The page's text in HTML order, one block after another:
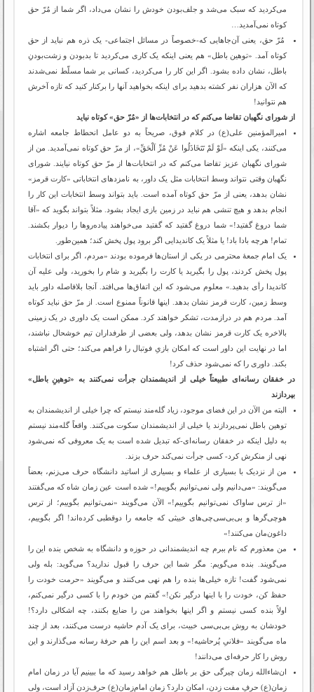
می‌کردید که سبک می‌شد و جلف‌بودن خودش را نشان می‌داد، اگر شما از مُرّ حق
کوتاه نمی‌آمدید…
مُرّ حق، یعنی آن‌جاهایی که-خصوصاً در مسائل اجتماعی- یک ذره هم نباید از حق
کوتاه آمد. «توهین باطل» هم یعنی اینکه یک کاری می‌کردید تا بدبودن و زشت‌بودنِ
باطل، نشان داده بشود. اگر این کار را می‌کردید، کسانی بر شما مسلّط نمی‌شدند
که الآن هزاران نفر کشته بدهید برای اینکه بخواهید آنها را برکنار کنید که تازه آخرش
هم نتوانید!
از شورای نگهبان تقاضا می‌کنم که در انتخابات‌ها از «مُرّ حق» کوتاه نیاید
امیرالمؤمنین علی(ع) در کلام فوق، صریحاً به دو عامل انحطاط جامعه اشاره
می‌کنند، یکی اینکه «لَوْ لَمْ تَتَخَاذَلُوا عَنْ مُرِّ اَلْحَقِّ»، از مرّ حق کوتاه نمی‌آمدید. من از
شورای نگهبان عزیز تقاضا می‌کنم که در انتخابات‌ها از مرّ حق کوتاه نیایند. شورای
نگهبان وقتی نتواند وسط انتخابات مثل یک داور، به نامزدهای انتخاباتی «کارت قرمز»
نشان بدهد، یعنی از مرّ حق کوتاه آمده است. باید بتواند وسط انتخابات این کار را
انجام بدهد و هیچ تنشی هم نباید در زمین بازی ایجاد بشود. مثلاً بتواند بگوید که «آقا
شما دروغ گفتید!» شما دروغ گفتید که گفتید می‌خواهند پیاده‌روها را دیوار بکشند.
تمام! هرچه بادا باد! یا مثلاً یک کاندیدایی اگر برود پول پخش کند؛ همین‌طور.
یک امام جمعۀ محترمی در یکی از استان‌ها فرموده بودند «مردم، اگر برای انتخابات
پول پخش کردند، پول را بگیرید یا کارت را بگیرید و شام را بخورید، ولی علیه آن
کاندیدا رأی بدهید.» معلوم می‌شود که این اتفاق‌ها می‌افتد. آنجا بلافاصله داور باید
وسط زمین، کارت قرمز نشان بدهد. اینها قانوناً ممنوع است. از مرّ حق نباید کوتاه
آمد. مردم هم در درازمدت، تشکر خواهند کرد. ممکن است یک داوری در یک زمینی
بالاخره یک کارت قرمز نشان بدهد، ولی بعضی از طرفداران تیم خوشحال نباشند،
اما در نهایت این داور است که امکان بازیِ فوتبال را فراهم می‌کند؛ حتی اگر اشتباه
بکند. داوری را که نمی‌شود حذف کرد!
در خفقان رسانه‌ای طبیعتاً خیلی از اندیشمندان جرأت نمی‌کنند به «توهینِ باطل»
بپردازند
البته من الآن در این فضای موجود، زیاد گله‌مند نیستم که چرا خیلی از اندیشمندان به
توهین باطل نمی‌پردازند یا خیلی از اندیشمندان سکوت می‌کنند. واقعاً گله‌مند نیستم
به دلیل اینکه در خفقان رسانه‌ای-که تبدیل شده است به یک معروفی که نمی‌شود
نهی از منکرش کرد- کسی جرأت نمی‌کند حرف بزند.
من از نزدیک با بسیاری از علماء و بسیاری از اساتید دانشگاه حرف می‌زنم، بعضاً
می‌گویند: «می‌دانیم ولی نمی‌توانیم بگوییم!» شده است عین زمان شاه که می‌گفتند
«از ترس ساواک نمی‌توانیم بگوییم!» الآن می‌گویند «نمی‌توانیم بگوییم؛ از ترس
هوچی‌گرها و بی‌بی‌سی‌چی‌های خبیثی که جامعه را دوقطبی کرده‌اند! اگر بگوییم،
داغون‌مان می‌کنند!»
من معذورم که نام ببرم چه اندیشمندانی در حوزه و دانشگاه به شخص بنده این را
می‌گویند. بنده می‌گویم: مگر شما این حرف را قبول ندارید؟ می‌گوید: بله ولی
نمی‌شود گفت! تازه خیلی‌ها بنده را هم نهی می‌کنند و می‌گویند «حرمت خودت را
حفظ کن، خودت را با اینها درگیر نکن!» گفتم من خودم را با کسی درگیر نمی‌کنم،
اولاً بنده کسی نیستم و اگر اینها بخواهند من را ضایع بکنند، چه اشکالی دارد؟!
خودشان به روش بی‌بی‌سی خبیث، برای یک آدم حاشیه درست می‌کنند، بعد از چند
ماه می‌گویند «فلانیِ پُرحاشیه!» و بعد اسم این را هم حرفۀ رسانه می‌گذارند و این
روش را کار حرفه‌ای می‌دانند!
ان‌شاءالله زمان چیرگی حق بر باطل هم خواهد رسید که ما ببینیم آیا در زمان امام
زمان(ع) حرفِ مفت زدن، امکان دارد؟ زمان امام‌زمان(ع) حرف‌زدن آزاد است، ولی